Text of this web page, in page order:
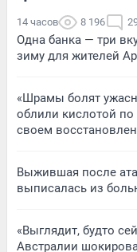
14 часов 8 196
Одна банка — три
зиму для жителей
«Шрамы болят
облили кислотой по
своем
Выжившая после
выписалась из
«Выглядит, будто
Австралии